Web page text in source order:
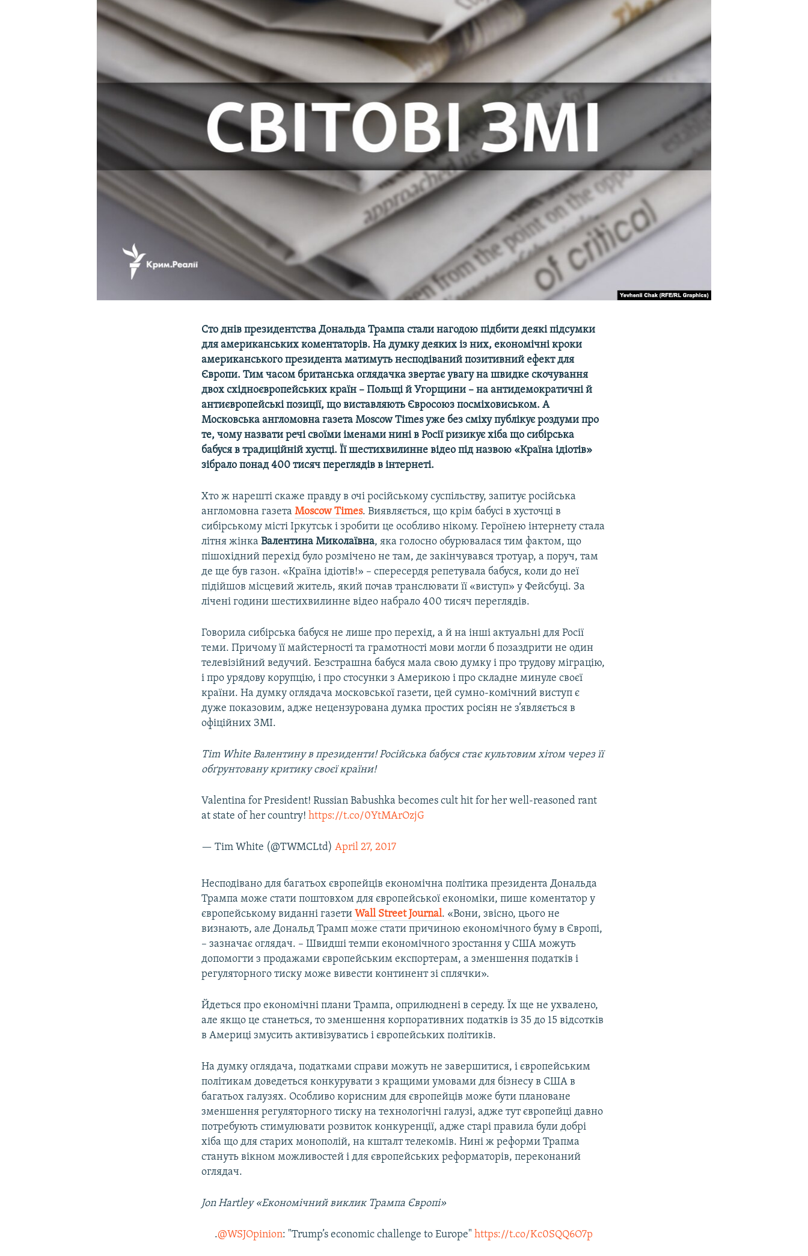
УКРАЇНСЬКА ПРОБЛЕМА КРИМУ
Сто днів президентства Дональда Трампа стали нагодою підбити деякі підсумки
для американських коментаторів. На думку деяких із них, економічні кроки
американського президента матимуть несподіваний позитивний ефект для
Європи. Тим часом британська оглядачка звертає увагу на швидке скочування
двох східноєвропейських країн – Польщі й Угорщини – на антидемократичні й
антиєвропейські позиції, що виставляють Євросоюз посміховиськом. А
Московська англомовна газетаMoscow Times уже без сміху публікує роздуми про
те, чому назвати речі своїми іменами нині в Росії ризикує хіба що сибірська
бабуся в традиційній хустці. Її шестихвилинне відео під назвою «Країна ідіотів»
зібрало понад 400 тисяч переглядів в інтернеті.
Хто ж нарешті скаже правду в очі російському суспільству, запитує російська
англомовна газетаMoscow Times. Виявляється, що крім бабусі в хусточці в
сибірському місті Іркутськ і зробити це особливо нікому. Героїнею інтернету стала
літня жінкаВалентина Миколаївна, яка голосно обурювалася тим фактом, що
пішохідний перехід було розмічено не там, де закінчувався тротуар, а поруч, там
де ще був газон. «Країна ідіотів!» – спересердя репетувала бабуся, коли до неї
підійшов місцевий житель, який почав транслювати її «виступ» у Фейсбуці. За
лічені години шестихвилинне відео набрало 400 тисяч переглядів.
Говорила сибірська бабуся не лише про перехід, а й на інші актуальні для Росії
теми. Причому її майстерності та грамотності мови могли б позаздрити не один
телевізійний ведучий. Безстрашна бабуся мала свою думку і про трудову міграцію,
і про урядову корупцію, і про стосунки з Америкою і про складне минуле своєї
країни. На думку оглядача московської газети, цей сумно-комічний виступ є
дуже показовим, адже нецензурована думка простих росіян не з’являється в
офіційних ЗМІ.
Tim White‏ Валентину в президенти! Російська бабуся стає культовим хітом через її
обґрунтовану критику своєї країни!
Valentina for President! Russian Babushka becomes cult hit for her well-reasoned rant
at state of her country!https://t.co/0YtMArOzjG
— Tim White (@TWMCLtd)April 27, 2017
Несподівано для багатьох європейців економічна політика президента Дональда
Трампа може стати поштовхом для європейської економіки, пише коментатор у
європейському виданні газетиWall Street Journal. «Вони, звісно, цього не
визнають, але Дональд Трамп може стати причиною економічного буму в Європі,
– зазначає оглядач. – Швидші темпи економічного зростання у США можуть
допомогти з продажами європейським експортерам, а зменшення податків і
регуляторного тиску може вивести континент зі сплячки».
Йдеться про економічні плани Трампа, оприлюднені в середу. Їх ще не ухвалено,
але якщо це станеться, то зменшення корпоративних податків із 35 до 15 відсотків
в Америці змусить активізуватись і європейських політиків.
На думку оглядача, податками справи можуть не завершитися, і європейським
політикам доведеться конкурувати з кращими умовами для бізнесу в США в
багатьох галузях. Особливо корисним для європейців може бути плановане
зменшення регуляторного тиску на технологічні галузі, адже тут європейці давно
потребують стимулювати розвиток конкуренції, адже старі правила були добрі
хіба що для старих монополій, на кшталт телекомів. Нині ж реформи Трапма
стануть вікном можливостей і для європейських реформаторів, переконаний
оглядач.
Jon Hartley‏ «Економічний виклик Трампа Європі»
.@WSJOpinion: "Trump’s economic challenge to Europe"https://t.co/Kc0SQQ6O7p